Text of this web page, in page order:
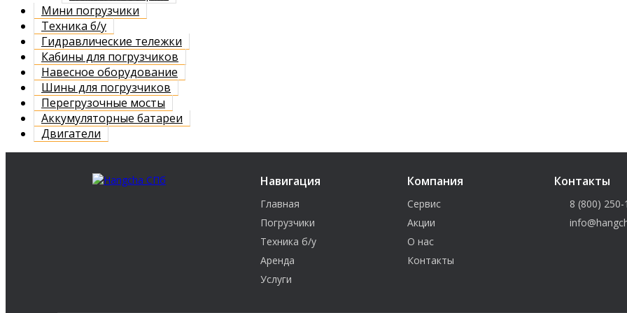
Мини погрузчики
Техника б/у
Гидравлические тележки
Кабины для погрузчиков
Навесное оборудование
Шины для погрузчиков
Перегрузочные мосты
Аккумуляторные батареи
Двигатели
Навигация
Главная
Погрузчики
Техника б/у
Аренда
Услуги
Компания
Сервис
Акции
О нас
Контакты
Контакты
8 (800) 250-